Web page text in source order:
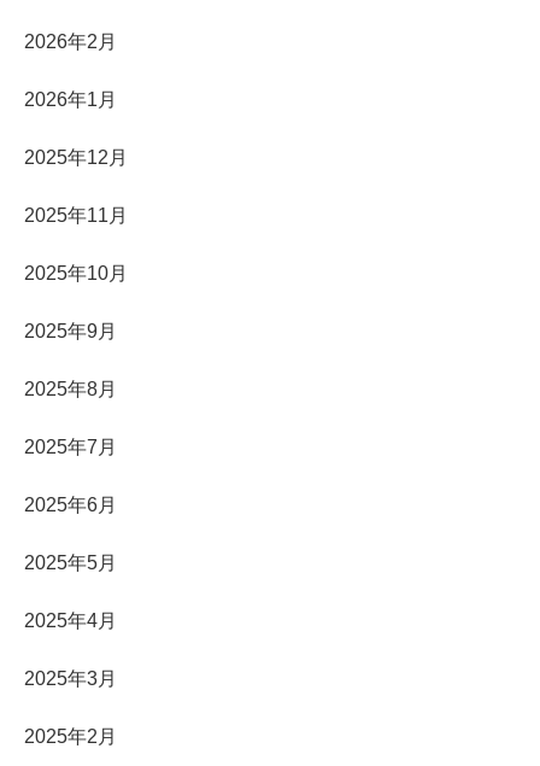
2026年2月
2026年1月
2025年12月
2025年11月
2025年10月
2025年9月
2025年8月
2025年7月
2025年6月
2025年5月
2025年4月
2025年3月
2025年2月